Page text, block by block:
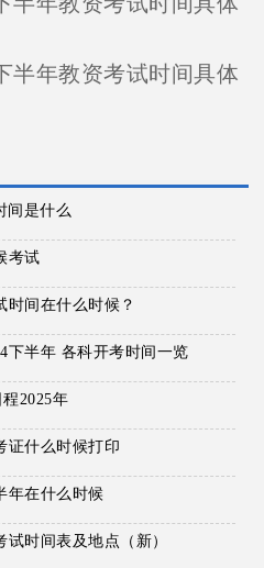
半年教资考试时间具体
间是什么
考试
时间在什么时候？
下半年 各科开考时间一览
2025年
证什么时候打印
年在什么时候
时间表及地点（新）